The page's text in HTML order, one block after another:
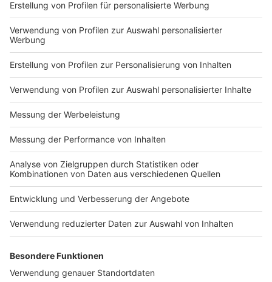
KONTAKT UND IMPRESSUM
AGB
DATENSCHUTZ
MEDIADATEN BRIEFING (PDF)
MEDIADATEN PRINT (PDF)
MEDIADATEN NEWS-WEBSITE (PDF)
ALLE COMPUTERWORLD BRIEFINGS
STELLENMARKT
Computerworld Newsletter
JETZT ABONNIEREN